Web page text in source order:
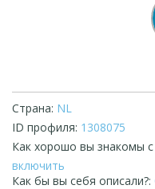
Страна: NL
ID профиля: 1308075
Как хорошо вы знакомы
включить
Как бы вы себя описали?: